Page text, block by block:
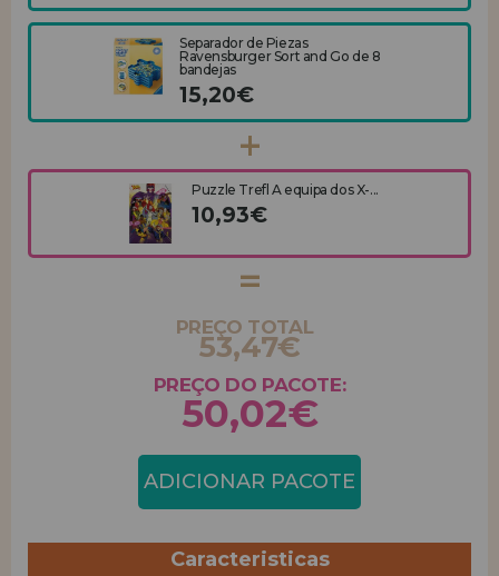
Separador de Piezas
Ravensburger Sort and Go de 8
bandejas
15,20€
Puzzle Trefl A equipa dos X-...
10,93€
PREÇO TOTAL
53,47€
PREÇO DO PACOTE:
50,02€
ADICIONAR PACOTE
Caracteristicas